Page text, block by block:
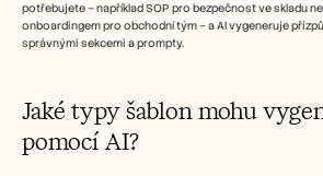
potřebujete – například SOP pro bezpečnost ve skladu
onboardingem pro obchodní tým – a AI vygeneruje
správnými sekcemi a prompty.
Jaké typy šablon mohu
pomocí AI?